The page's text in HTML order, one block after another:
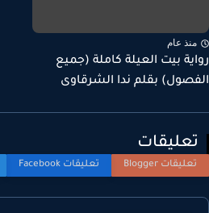
عام
بيت العيلة كاملة (جميع
بقلم ندا الشرقاوى